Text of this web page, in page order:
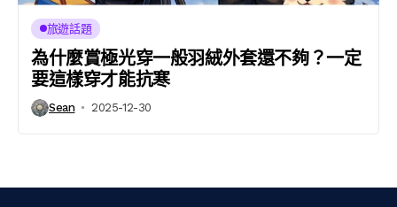
旅遊話題
為什麼賞極光穿一般羽絨外套還不夠？一定
要這樣穿才能抗寒
Sean 2025-12-30